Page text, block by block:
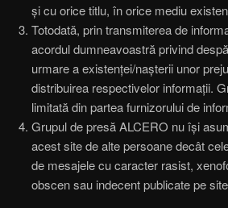
și cu orice titlu, în orice mediu
Totodată, prin transmiterea de
acordul dumneavoastră privind
urmare a existenței/nașterii unor
distribuirea respectivelor informații.
limitată din partea furnizorului de
Grupul de presă ALCERO nu își
acest site de alte persoane decât
de mesajele cu caracter rasist,
obscen sau indecent publicate pe